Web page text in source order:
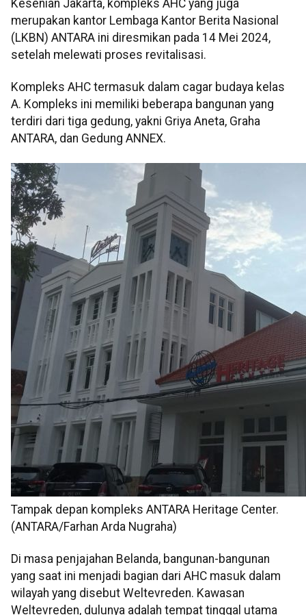
Kesenian Jakarta, kompleks AHC yang juga
merupakan kantor Lembaga Kantor Berita Nasional
(LKBN) ANTARA ini diresmikan pada 14 Mei 2024,
setelah melewati proses revitalisasi.
Kompleks AHC termasuk dalam cagar budaya kelas
A. Kompleks ini memiliki beberapa bangunan yang
terdiri dari tiga gedung, yakni Griya Aneta, Graha
ANTARA, dan Gedung ANNEX.
Tampak depan kompleks ANTARA Heritage Center.
(ANTARA/Farhan Arda Nugraha)
Di masa penjajahan Belanda, bangunan-bangunan
yang saat ini menjadi bagian dari AHC masuk dalam
wilayah yang disebut Weltevreden. Kawasan
Weltevreden, dulunya adalah tempat tinggal utama